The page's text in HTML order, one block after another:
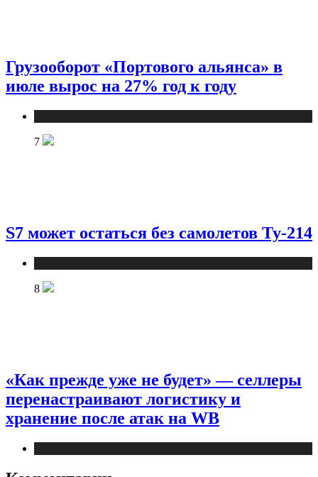
Грузооборот «Портового альянса» в
июле вырос на 27% год к году
7
S7 может остаться без самолетов Ту-214
8
«Как прежде уже не будет» — селлеры
перенастраивают логистику и
хранение после атак на WB